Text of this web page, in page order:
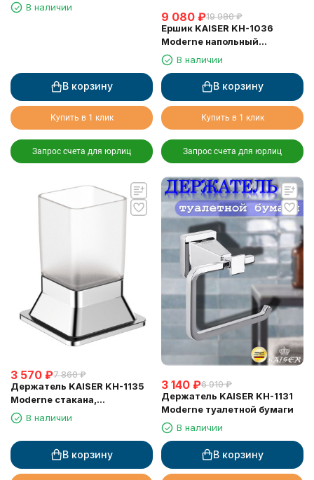
В наличии
В корзину
Купить в 1 клик
Запрос счета для юрлиц
9 080 ₽19 980 ₽
Ершик KAISER KH-1036
Moderne напольный
(квадратный)
В наличии
В корзину
Купить в 1 клик
Запрос счета для юрлиц
3 570 ₽7 860 ₽
Держатель KAISER KH-1135
Moderne стакана,
настольный
В наличии
В корзину
3 140 ₽6 910 ₽
Держатель KAISER KH-1131
Moderne туалетной бумаги
В наличии
В корзину